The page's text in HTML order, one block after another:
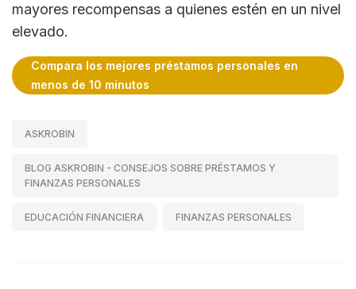
mayores recompensas a quienes estén en un nivel
elevado.
Compara los mejores préstamos personales en
menos de 10 minutos
ASKROBIN
BLOG ASKROBIN - CONSEJOS SOBRE PRÉSTAMOS Y
FINANZAS PERSONALES
EDUCACIÓN FINANCIERA FINANZAS PERSONALES